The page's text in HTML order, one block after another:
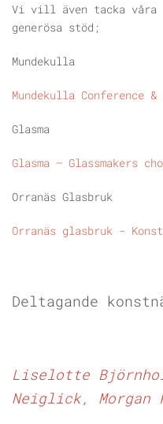
Vi vill även tacka våra
generösa stöd;
Mundekulla
Mundekulla Conference
Glasma
Glasma – Glassmakers
Orranäs Glasbruk
Orranäs glasbruk -
Deltagande k
Liselotte
Neiglick, Morgan